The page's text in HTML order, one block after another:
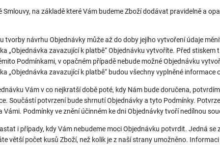
Smlouvy, na základě které Vám budeme Zboží dodávat pravidelně a
tvorby návrhu Objednávky může až do doby jejího vytvoření údaje
„Objednávka zavazující k platbě“ Objednávku vytvoříte. Před
Podmínkami, v opačném případě nebude možné Objednávku
„Objednávka zavazující k platbě“ budou všechny vyplněné informace
Vám v co nejkratší době poté, kdy Nám bude doručena,
Součástí potvrzení bude shrnutí Objednávky a tyto Podmínky.
Vámi. Podmínky ve znění účinném ke dni Objednávky tvoří nedílnou
i případy, kdy Vám nebudeme moci Objednávku potvrdit. Jedná se
větší počet kusů Zboží, než kolik je z naší strany umožněno.